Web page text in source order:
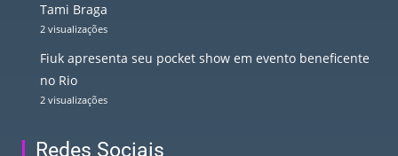
Tami Braga
2 visualizações
Fiuk apresenta seu pocket show em evento beneficente
no Rio
2 visualizações
Redes Sociais